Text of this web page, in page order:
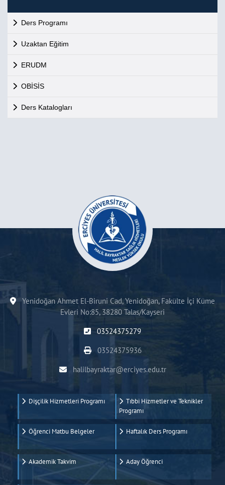
Ders Programı
Uzaktan Eğitim
ERUDM
OBİSİS
Ders Katalogları
Yenidoğan Ahmet El-Biruni Cad, Yenidoğan, Fakülte İçi Küme
Evleri No:85, 38280 Talas/Kayseri
03524375279
03524375936
halilbayraktar@erciyes.edu.tr
Dişçilik Hizmetleri Programı
Tıbbi Hizmetler ve Teknikler
Programı
Öğrenci Matbu Belgeler Haftalık Ders Programı
Akademik Takvim Aday Öğrenci